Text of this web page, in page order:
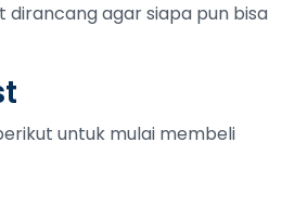
agar siapa pun bisa
untuk mulai membeli